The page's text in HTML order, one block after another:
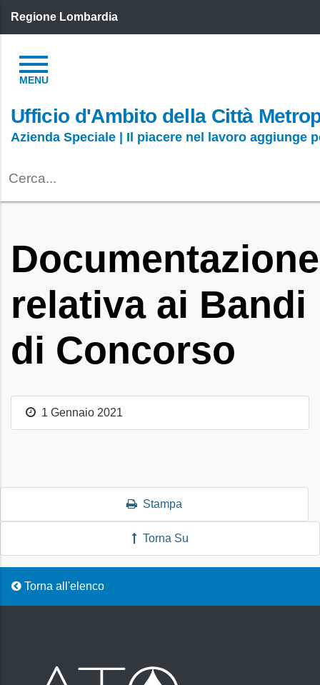
Regione Lombardia
Ufficio d'Ambito della Città
Azienda Speciale | Il piacere nel lavoro aggiunge
Documentazione
relativa ai Bandi
di Concorso
1 Gennaio 2021
Stampa
Torna Su
Torna all'elenco